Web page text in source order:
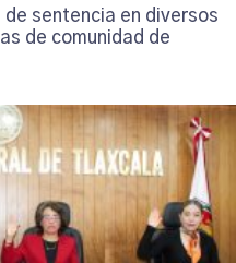
sentencia en diversos
de comunidad de